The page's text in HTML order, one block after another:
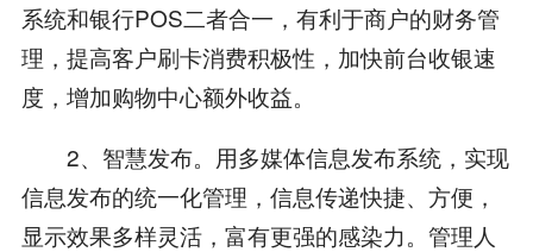
系统和银行POS二者合一，有利于商户的财务管
理，提高客户刷卡消费积极性，加快前台收银速
度，增加购物中心额外收益。
2、智慧发布。用多媒体信息发布系统，实现
信息发布的统一化管理，信息传递快捷、方便，
显示效果多样灵活，富有更强的感染力。管理人